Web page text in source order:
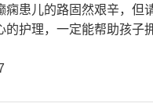
痫患儿的路固然艰辛，但
的护理，一定能帮助孩子